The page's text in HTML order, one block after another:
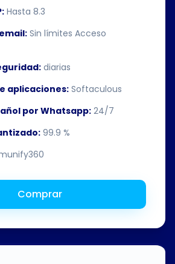
Hasta 8.3
Sin límites Acceso
diarias
aplicaciones: Softaculous
por Whatsapp:24/7
99.9 %
Comprar